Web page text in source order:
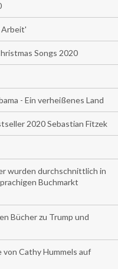
Arbeit'
Songs 2020
- Ein verheißenes Land
2020 Sebastian Fitzek
wurden durchschnittlich in
Buchmarkt
Bücher zu Trump und
Cathy Hummels auf